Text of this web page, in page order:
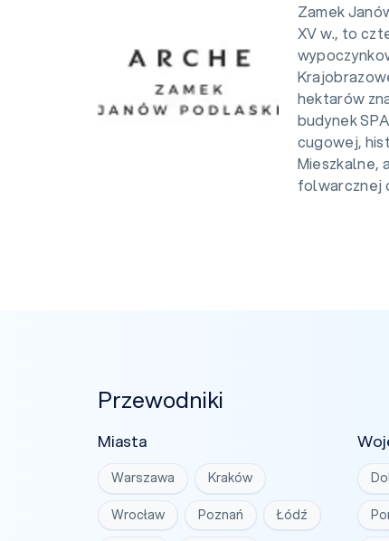
Zamek
XV w., to
hektarów
budynek
cugowej,
Mieszkalne,
folwarcznej
Przewodniki
Miasta
Warszawa Kraków
Wrocław Poznań Łódź